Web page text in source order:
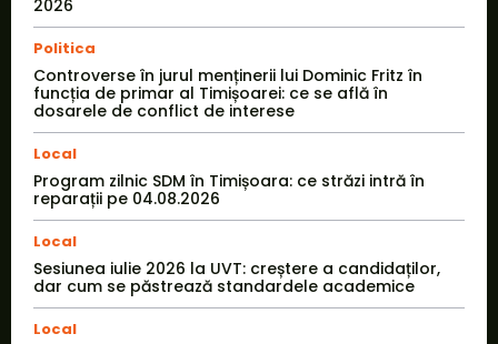
2026
Politica
Controverse în jurul menținerii lui Dominic Fritz în
funcția de primar al Timișoarei: ce se află în
dosarele de conflict de interese
Local
Program zilnic SDM în Timișoara: ce străzi intră în
reparații pe 04.08.2026
Local
Sesiunea iulie 2026 la UVT: creștere a candidaților,
dar cum se păstrează standardele academice
Local